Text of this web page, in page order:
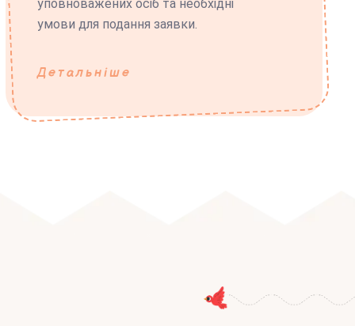
уповноважених осіб та необхідні
умови для подання заявки.
Детальніше